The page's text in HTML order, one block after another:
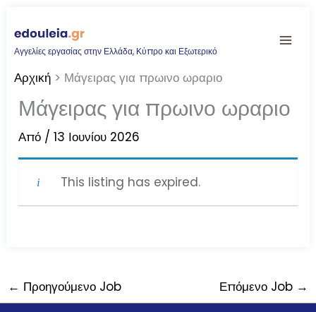
στο
περιεχόμενο
Αγγελίες εργασίας στην Ελλάδα, Κύπρο και Εξωτερικό
Αρχική Μάγειρας για πρωινο ωραριο
Μάγειρας για πρωινο ωραριο
Από /13 Ιουνίου 2026
This listing has expired.
← Προηγούμενο Job Επόμενο Job →